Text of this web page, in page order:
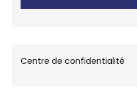
Centre de confidentialité